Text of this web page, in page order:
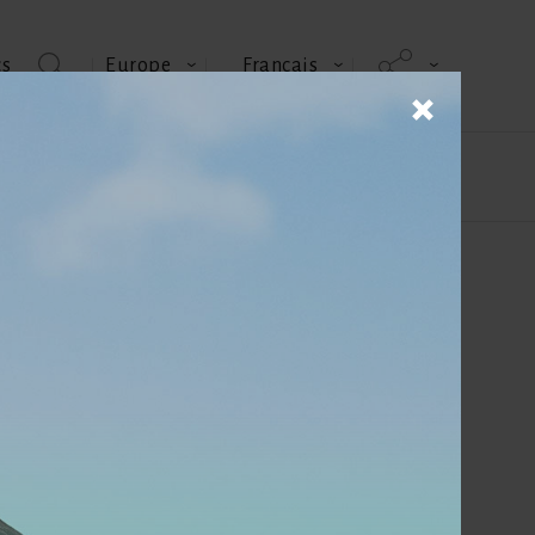
Europe Français
pour ses clients